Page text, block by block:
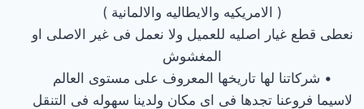
( الامريكيه والايطاليه والالمانية )
نعطى قطع غيار اصليه للعميل ولا نعمل فى غير الاصلى او
المغشوش
• شركاتنا لها تاريخها المعروف على مستوى العالم
لاسيما فروعنا تجدها فى اى مكان ولدينا سهوله فى التنقل